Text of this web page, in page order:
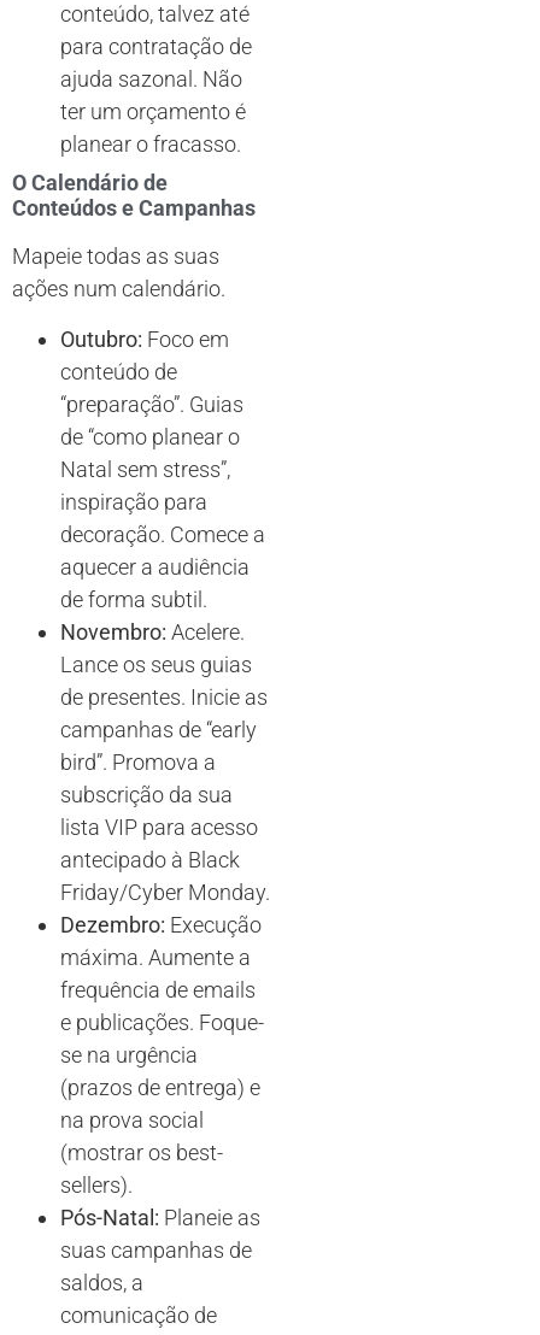
conteúdo, talvez até
para contratação de
ajuda sazonal. Não
ter um orçamento é
planear o fracasso.
O Calendário de
Conteúdos e Campanhas
Mapeie todas as suas
ações num calendário.
Outubro: Foco em
conteúdo de
“preparação”. Guias
de “como planear o
Natal sem stress”,
inspiração para
decoração. Comece a
aquecer a audiência
de forma subtil.
Novembro: Acelere.
Lance os seus guias
de presentes. Inicie as
campanhas de “early
bird”. Promova a
subscrição da sua
lista VIP para acesso
antecipado à Black
Friday/Cyber Monday.
Dezembro: Execução
máxima. Aumente a
frequência de emails
e publicações. Foque-
se na urgência
(prazos de entrega) e
na prova social
(mostrar os best-
sellers).
Pós-Natal: Planeie as
suas campanhas de
saldos, a
comunicação de